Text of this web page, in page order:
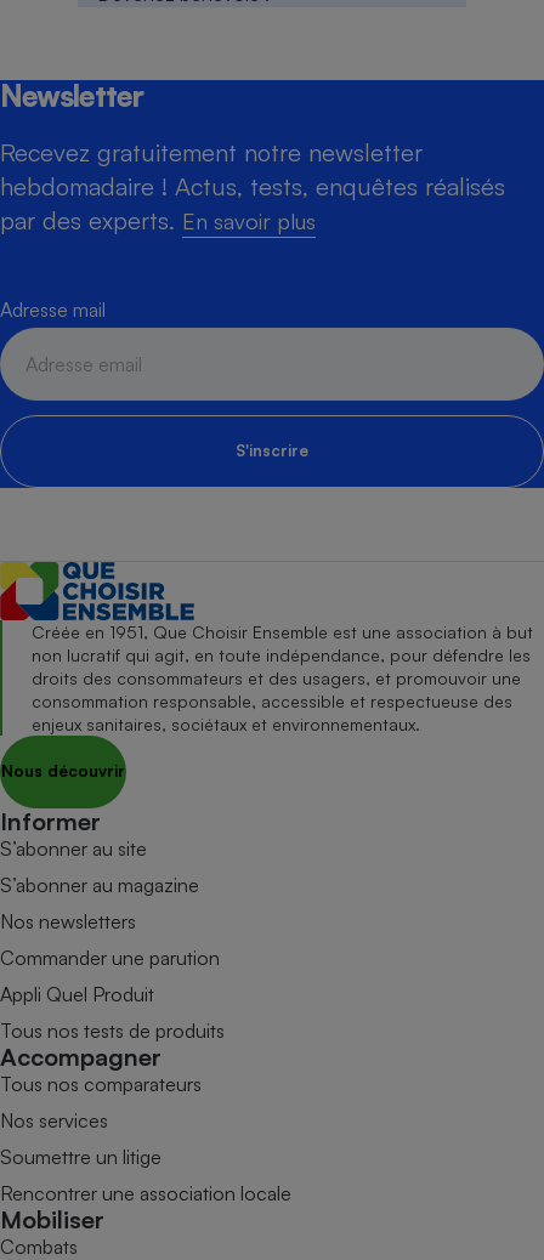
Newsletter
Recevez gratuitement notre newsletter
hebdomadaire ! Actus, tests, enquêtes réalisés
par des experts. En savoir plus
Adresse mail
S'inscrire
Créée en 1951, Que Choisir Ensemble est une association à but
non lucratif qui agit, en toute indépendance, pour défendre les
droits des consommateurs et des usagers, et promouvoir une
consommation responsable, accessible et respectueuse des
enjeux sanitaires, sociétaux et environnementaux.
Nous découvrir
Informer
S’abonner au site
S’abonner au magazine
Nos newsletters
Commander une parution
Appli Quel Produit
Tous nos tests de produits
Accompagner
Tous nos comparateurs
Nos services
Soumettre un litige
Rencontrer une association locale
Mobiliser
Combats